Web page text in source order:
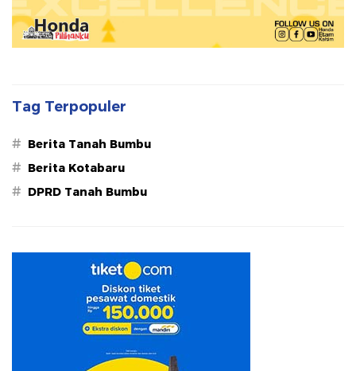
Tag Terpopuler
# Berita Tanah Bumbu
# Berita Kotabaru
# DPRD Tanah Bumbu